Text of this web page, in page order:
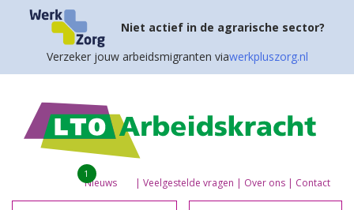
Niet actief in de agrarische sector?
Verzeker jouw arbeidsmigranten viawerkpluszorg.nl
Nieuws
1
| Veelgestelde vragen | Over ons | Contact